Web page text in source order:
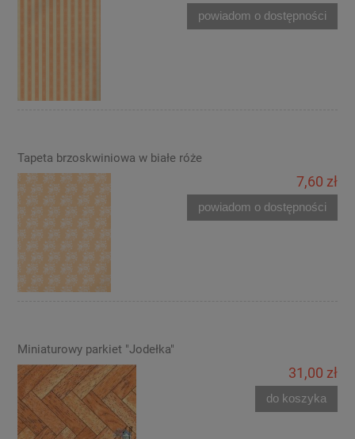
powiadom o dostępności
Tapeta brzoskwiniowa w białe róże
7,60 zł
powiadom o dostępności
Miniaturowy parkiet "Jodełka"
31,00 zł
do koszyka